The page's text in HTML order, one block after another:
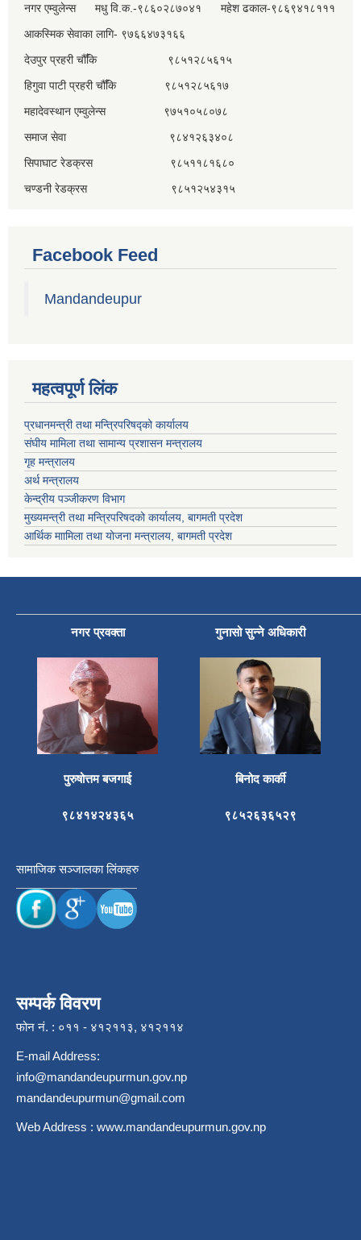
नगर एम्वुलेन्स मधु वि.क.-९८६०२८७०४१ महेश ढकाल-९८६९४१८१११
आकस्मिक सेवाका लागि- ९७६६४७३१६६
देउपुर प्रहरी चौँकि ९८५१२८५६१५
हिगुवा पाटी प्रहरी चौँकि ९८५१२८५६१७
महादेवस्थान एम्वुलेन्स ९७५१०५८०७८
समाज सेवा ९८४१२६३४०८
सिपाघाट रेडक्रस ९८५११८१६८०
चण्डनी रेडक्रस ९८५१२५४३१५
Facebook Feed
Mandandeupur
महत्वपूर्ण लिंक
प्रधानमन्त्री तथा मन्त्रिपरिषद्को कार्यालय
संघीय मामिला तथा सामान्य प्रशासन मन्त्रालय
गृह मन्त्रालय
अर्थ मन्त्रालय
केन्द्रीय पञ्जीकरण विभाग
मुख्यमन्त्री तथा मन्त्रिपरिषदको कार्यालय, बागमती प्रदेश
आर्थिक माामिला तथा योजना मन्त्रालय, बागमती प्रदेश
नगर प्रवक्ता गुनासो सुन्ने अधिकारी
पुरुषोत्तम बजगाई बिनोद कार्की
९८४१४२४३६५ ९८५२६३६५२९
सामाजिक सञ्जालका लिंकहरु
सम्पर्क विवरण
फोन नं. : ०११ - ४१२११३, ४१२११४
E-mail Address:
info@mandandeupurmun.gov.np
mandandeupurmun@gmail.com
Web Address : www.mandandeupurmun.gov.np